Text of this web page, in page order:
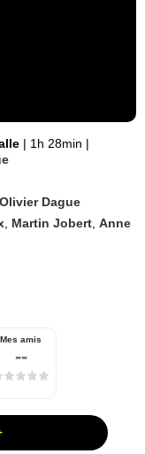
| 1h 28min |
Olivier Dague
Martin Jobert ,Anne
Mes amis
--